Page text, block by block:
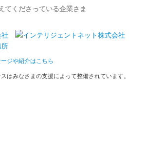
印
体オシロボッツ』」のブースにて販売さ
ボッツ」とのコラボ御城印。その後、現地
印
てくださっている企業さま
ジや紹介はこちら
はみなさまの支援によって整備されています。